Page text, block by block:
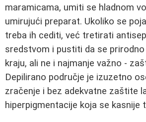
maramicama, umiti se hladnom
umirujući preparat. Ukoliko se
treba ih cediti, već tretirati
sredstvom i pustiti da se prirodno
kraju, ali ne i najmanje važno -
Depilirano područje je izuzetno
zračenje i bez adekvatne zaštite
hiperpigmentacije koja se kasnije